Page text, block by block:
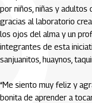
por niños, niñas y adultos
gracias al laboratorio
los ojos del alma y un
integrantes de esta
sanjuanitos, huaynos,
“Me siento muy feliz y
bonita de aprender a